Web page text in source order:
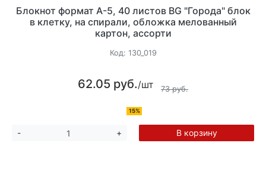
Блокнот формат А-5, 40 листов BG "Города" блок
в клетку, на спирали, обложка мелованный
картон, ассорти
Код: 130_019
62.05 руб./шт 73 руб.
15%
- + В корзину